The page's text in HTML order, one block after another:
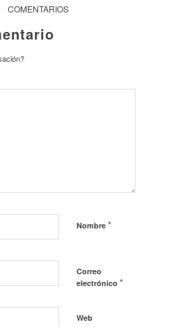
COMENTARIOS
Nombre *
Correo
electrónico *
Web